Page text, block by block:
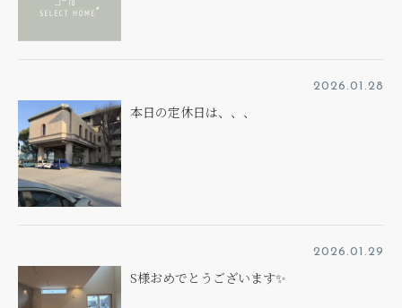
2026.01.28
本日の定休日は、、、
2026.01.29
S様おめでとうございます✨